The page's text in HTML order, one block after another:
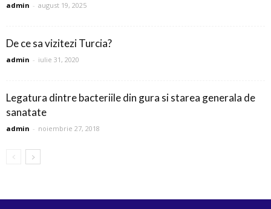
admin - august 19, 2025
De ce sa vizitezi Turcia?
admin - iulie 31, 2020
Legatura dintre bacteriile din gura si starea generala de
sanatate
admin - noiembrie 27, 2018